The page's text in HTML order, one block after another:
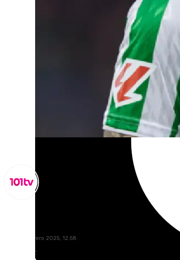
lunes, 3 febrero 2025, 12:58
Compartir: